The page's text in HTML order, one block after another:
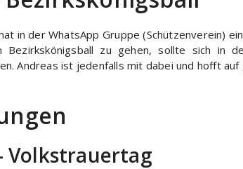
in der WhatsApp Gruppe (Schützenverein)
zu gehen, sollte sich in
Andreas ist jedenfalls mit dabei und hofft auf
Volkstrauertag